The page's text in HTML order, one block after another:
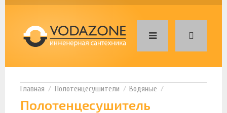
Полотенцесушители Водяные
Полотенцесушитель